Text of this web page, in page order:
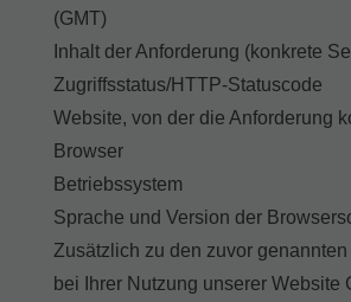
(GMT)
Inhalt der Anforderung (konkrete
Zugriffsstatus/HTTP-Statuscode
Website, von der die Anforderung
Browser
Betriebssystem
Sprache und Version der
Zusätzlich zu den zuvor
bei Ihrer Nutzung unserer Website